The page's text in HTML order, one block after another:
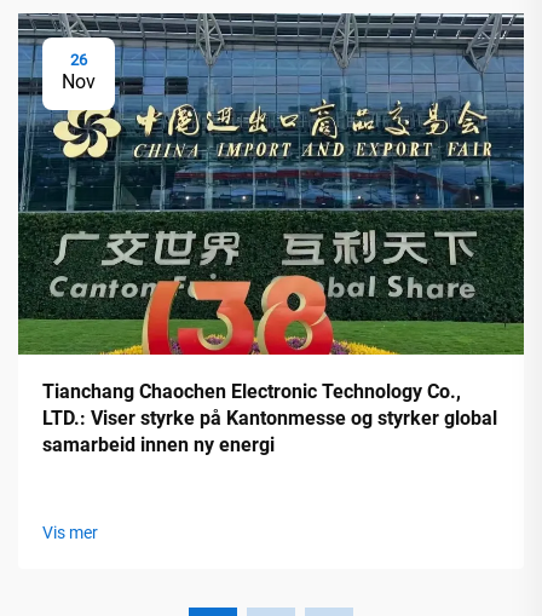
26
Nov
Tianchang Chaochen Electronic Technology Co.,
LTD.: Viser styrke på Kantonmesse og styrker global
samarbeid innen ny energi
Vis mer